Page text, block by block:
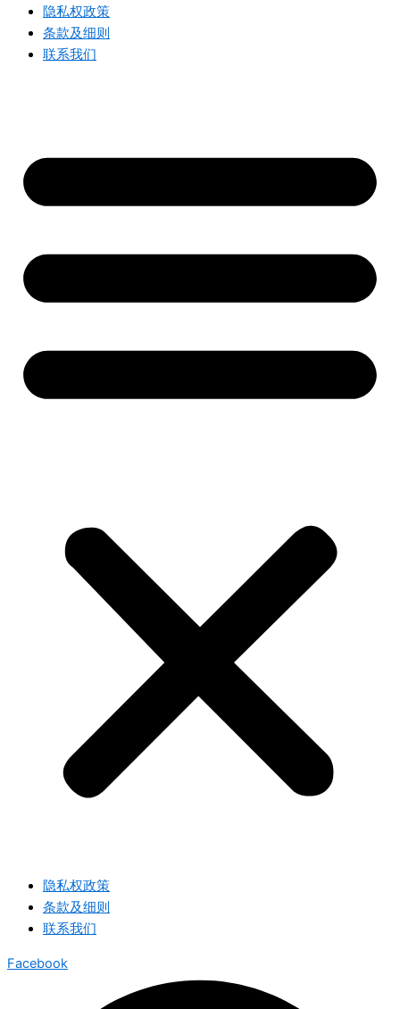
隐私权政策
条款及细则
联系我们
隐私权政策
条款及细则
联系我们
Facebook